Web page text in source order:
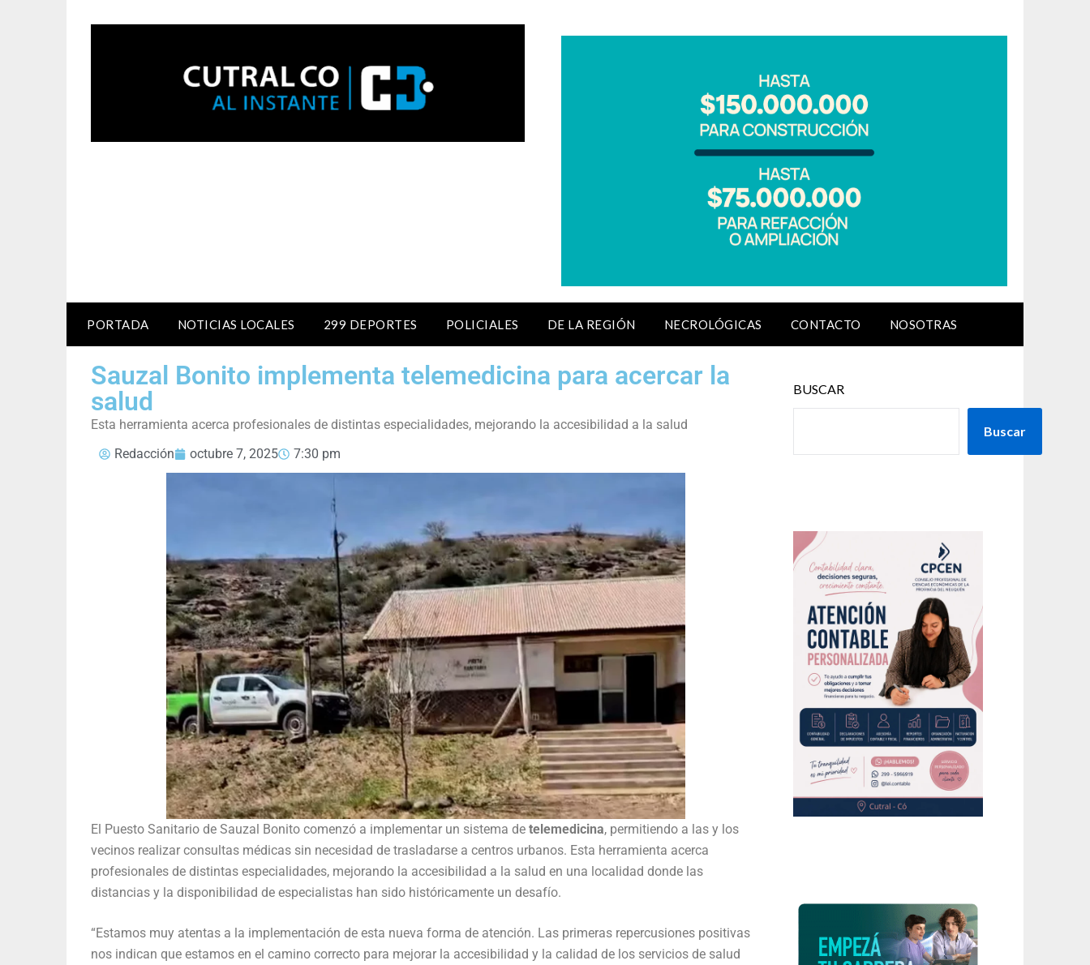
PORTADA NOTICIAS LOCALES 299 DEPORTES POLICIALES DE LA REGIÓN NECROLÓGICAS CONTACTO NOSOTRAS
Sauzal Bonito implementa telemedicina para acercar la
salud
Esta herramienta acerca profesionales de distintas especialidades, mejorando la accesibilidad a la salud
Redacción
octubre 7, 2025 7:30 pm
El Puesto Sanitario de Sauzal Bonito comenzó a implementar un sistema de telemedicina, permitiendo a las y los
vecinos realizar consultas médicas sin necesidad de trasladarse a centros urbanos. Esta herramienta acerca
profesionales de distintas especialidades, mejorando la accesibilidad a la salud en una localidad donde las
distancias y la disponibilidad de especialistas han sido históricamente un desafío.
“Estamos muy atentas a la implementación de esta nueva forma de atención. Las primeras repercusiones positivas
nos indican que estamos en el camino correcto para mejorar la accesibilidad y la calidad de los servicios de salud
BUSCAR
Buscar